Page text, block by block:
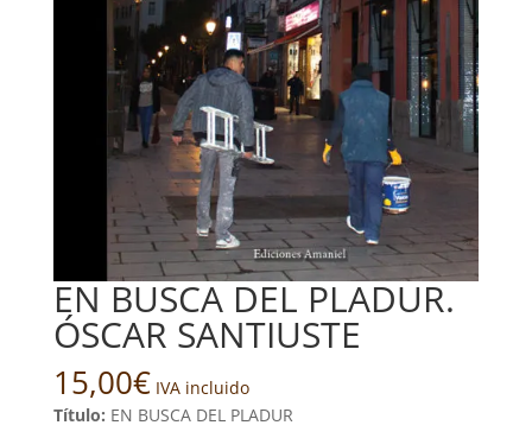
EN BUSCA DEL PLADUR.
ÓSCAR SANTIUSTE
15,00€ IVA incluido
Título: EN BUSCA DEL PLADUR